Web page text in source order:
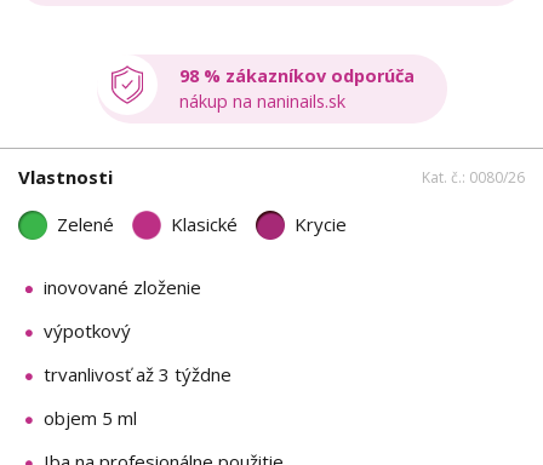
98 % zákazníkov odporúča
nákup na naninails.sk
Vlastnosti Kat. č.: 0080/26
Zelené Klasické Krycie
inovované zloženie
výpotkový
trvanlivosť až 3 týždne
objem 5 ml